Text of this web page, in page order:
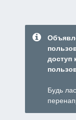
доступ
Будь